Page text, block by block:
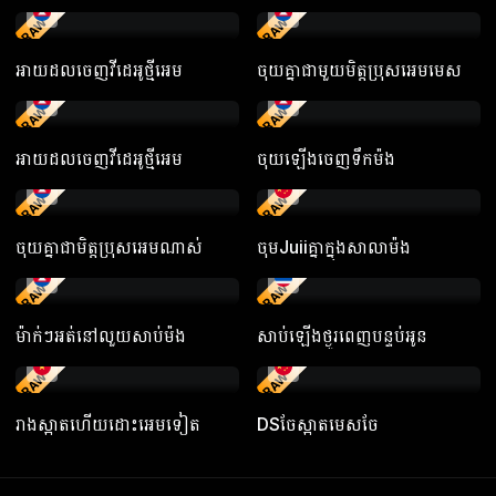
RAW
អាយដលចេញវីដេអូថ្មីអេម
RAW
ចុយគ្នាជាមួយមិត្តប្រុសអេមមេស
RAW
អាយដលចេញវីដេអូថ្មីអេម
RAW
ចុយឡើងចេញទឹកម៉ង
RAW
ចុយគ្នាជាមិត្តប្រុសអេមណាស់
RAW
ចុមJuiiគ្នាក្នុងសាលាម៉ង
RAW
ម៉ាក់ៗអត់នៅលួយសាប់ម៉ង
RAW
សាប់ឡើងថ្ងូរពេញបន្ទប់អូន
RAW
រាងស្អាតហើយដោះអេមទៀត
RAW
DSចែស្អាតមេសចែ